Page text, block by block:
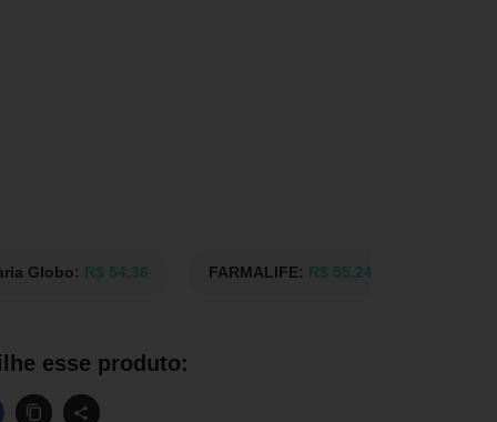
Globo: R$ 54,36 FARMALIFE: R$ 55,24
esse produto: